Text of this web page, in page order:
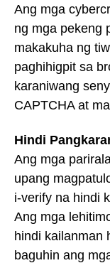
Ang mga
ng mga pekeng
makakuha ng
paghihigpit sa
karaniwang
CAPTCHA at
Hindi
Ang mga
upang
i-verify na hindi
Ang mga
hindi kailanman
baguhin ang